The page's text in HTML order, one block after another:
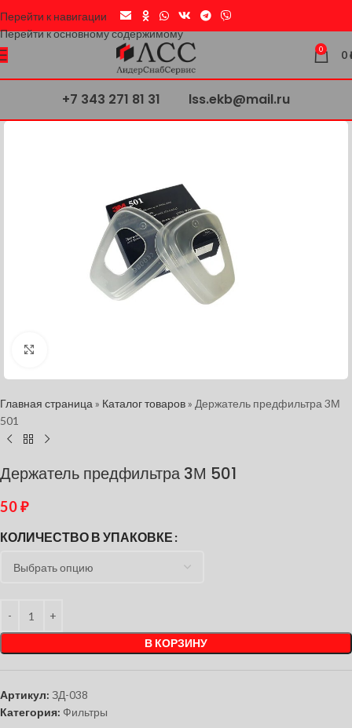
Перейти к навигации
Перейти к основному содержимому
0 0
+7 343 271 81 31 lss.ekb@mail.ru
Главная страница » Каталог товаров» Держатель предфильтра 3М
501
Держатель предфильтра 3М 501
50₽
КОЛИЧЕСТВО В УПАКОВКЕ
В КОРЗИНУ
Артикул: ЗД-038
Категория: Фильтры